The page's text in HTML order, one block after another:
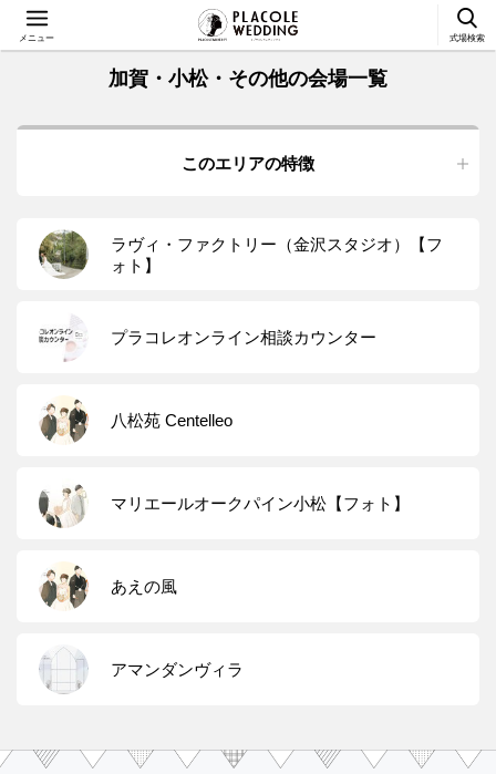
メニュー 式場検索
加賀・小松・その他の会場一覧
このエリアの特徴
ラヴィ・ファクトリー（金沢スタジオ）【フ
ォト】
プラコレオンライン相談カウンター
八松苑 Centelleo
マリエールオークパイン小松【フォト】
あえの風
アマンダンヴィラ